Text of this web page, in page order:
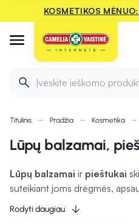
KOSMETIKOS
Įveskite ieškomo
Titulinis Pradžia Kosmetika
Lūpų balzamai,
Lūpų balzamai ir pieštukai
suteikiant joms drėgmės,
balzamai saugo lūpas nuo
natūralūs ingredientai, kaip
Rodyti daugiau